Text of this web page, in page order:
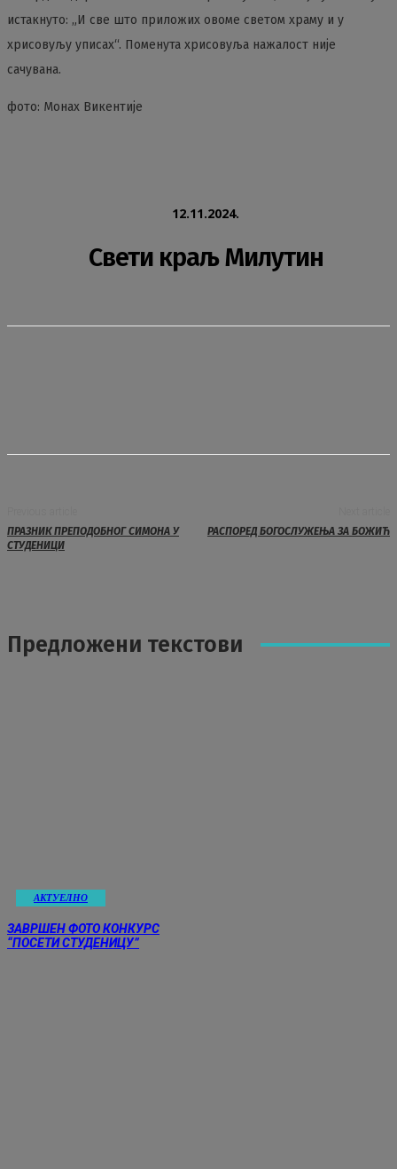
12.11.2024.
Свети краљ Милутин
истакнуто: „И све што приложих овоме светом храму и у
хрисовуљу уписах“. Поменута хрисовуља нажалост није
сачувана.
фото: Монах Викентије
ПРАЗНИК ПРЕПОДОБНОГ СИМОНА У
СТУДЕНИЦИ
РАСПОРЕД БОГОСЛУЖЕЊА ЗА БОЖИЋ
Предложени текстови
АКТУЕЛНО
ЗАВРШЕН ФОТО КОНКУРС
“ПОСЕТИ СТУДЕНИЦУ”